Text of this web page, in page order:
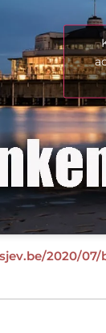
2020/